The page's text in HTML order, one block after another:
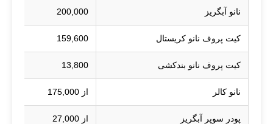
نانو آبگریز 200,000
کیت پروف نانو کریستال 159,600
کیت پروف نانو بندکشی 13,800
نانو کالر از 175,000
پودر سوپر آبگریز از 27,000